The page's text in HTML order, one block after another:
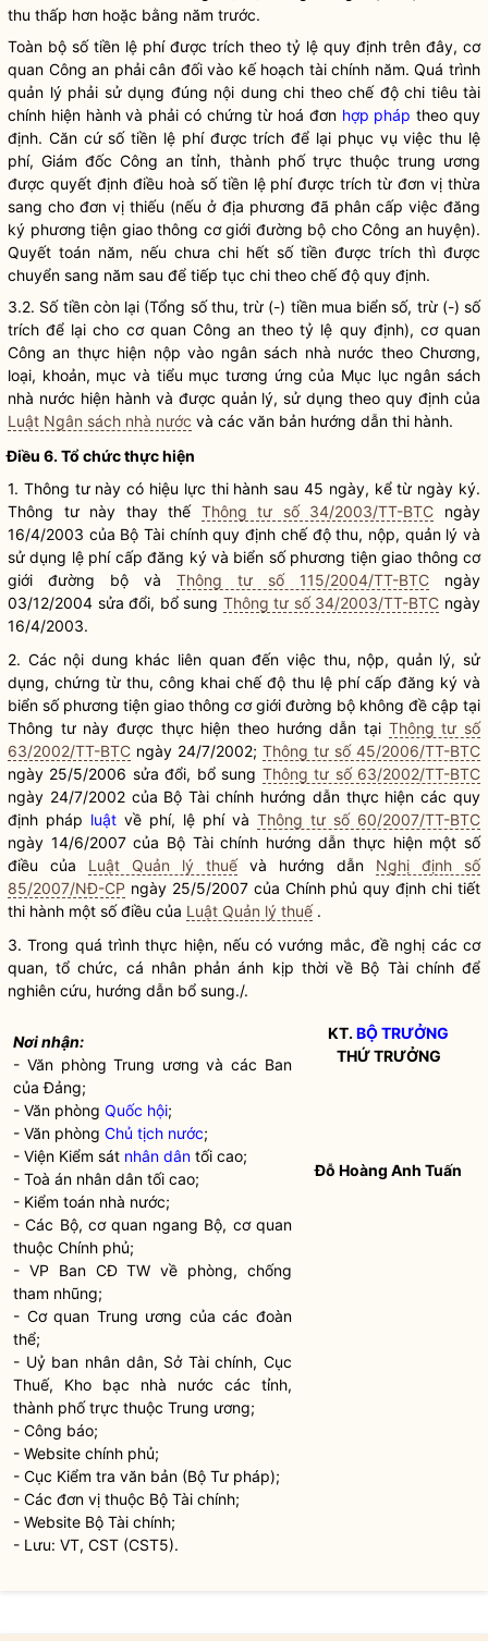
thu thấp hơn hoặc bằng năm trước.
Toàn bộ số tiền lệ phí được trích theo tỷ lệ quy định trên đây, cơ
quan Công an phải cân đối vào kế hoạch tài chính năm. Quá trình
quản lý phải sử dụng đúng nội dung chi theo chế độ chi tiêu tài
chính hiện hành và phải có chứng từ hoá đơn hợp pháp theo quy
định. Căn cứ số tiền lệ phí được trích để lại phục vụ việc thu lệ
phí, Giám đốc Công an tỉnh, thành phố trực thuộc trung ương
được quyết định điều hoà số tiền lệ phí được trích từ đơn vị thừa
sang cho đơn vị thiếu (nếu ở địa phương đã phân cấp việc đăng
ký phương tiện giao thông cơ giới đường bộ cho Công an huyện).
Quyết toán năm, nếu chưa chi hết số tiền được trích thì được
chuyển sang năm sau để tiếp tục chi theo chế độ quy định.
3.2. Số tiền còn lại (Tổng số thu, trừ (-) tiền mua biển số, trừ (-) số
trích để lại cho cơ quan Công an theo tỷ lệ quy định), cơ quan
Công an thực hiện nộp vào ngân sách nhà nước theo Chương,
loại, khoản, mục và tiểu mục tương ứng của Mục lục ngân sách
nhà nước hiện hành và được quản lý, sử dụng theo quy định của
Luật Ngân sách nhà nước và các văn bản hướng dẫn thi hành.
Điều 6. Tổ chức thực hiện
1. Thông tư này có hiệu lực thi hành sau 45 ngày, kể từ ngày ký.
Thông tư này thay thế Thông tư số 34/2003/TT-BTC ngày
16/4/2003 của Bộ Tài chính quy định chế độ thu, nộp, quản lý và
sử dụng lệ phí cấp đăng ký và biển số phương tiện giao thông cơ
giới đường bộ và Thông tư số 115/2004/TT-BTC ngày
03/12/2004 sửa đổi, bổ sung Thông tư số 34/2003/TT-BTC ngày
16/4/2003.
2. Các nội dung khác liên quan đến việc thu, nộp, quản lý, sử
dụng, chứng từ thu, công khai chế độ thu lệ phí cấp đăng ký và
biển số phương tiện giao thông cơ giới đường bộ không đề cập tại
Thông tư này được thực hiện theo hướng dẫn tại Thông tư số
63/2002/TT-BTC ngày 24/7/2002; Thông tư số 45/2006/TT-BTC
ngày 25/5/2006 sửa đổi, bổ sung Thông tư số 63/2002/TT-BTC
ngày 24/7/2002 của Bộ Tài chính hướng dẫn thực hiện các quy
định pháp luật về phí, lệ phí và Thông tư số 60/2007/TT-BTC
ngày 14/6/2007 của Bộ Tài chính hướng dẫn thực hiện một số
điều của Luật Quản lý thuếvà hướng dẫn Nghị định số
85/2007/NĐ-CP ngày 25/5/2007 của Chính phủ quy định chi tiết
thi hành một số điều của Luật Quản lý thuế.
3. Trong quá trình thực hiện, nếu có vướng mắc, đề nghị các cơ
quan, tổ chức, cá nhân phản ánh kịp thời về Bộ Tài chính để
nghiên cứu, hướng dẫn bổ sung./.
Nơi nhận:
- Văn phòng Trung ương và các Ban
của Đảng;
- Văn phòngQuốc hội;
- Văn phòngChủ tịch nước;
- Viện Kiểm sát nhân dân tối cao;
- Toà án nhân dân tối cao;
- Kiểm toán nhà nước;
- Các Bộ, cơ quan ngang Bộ, cơ quan
thuộc Chính phủ;
- VP Ban CĐ TW về phòng, chống
tham nhũng;
- Cơ quan Trung ương của các đoàn
thể;
- Uỷ ban nhân dân, Sở Tài chính, Cục
Thuế, Kho bạc nhà nước các tỉnh,
thành phố trực thuộc Trung ương;
- Công báo;
- Website chính phủ;
- Cục Kiểm tra văn bản (Bộ Tư pháp);
- Các đơn vị thuộc Bộ Tài chính;
- Website Bộ Tài chính;
- Lưu: VT, CST (CST5).
KT.BỘ TRƯỞNG
THỨ TRƯỞNG
Đỗ Hoàng Anh Tuấn